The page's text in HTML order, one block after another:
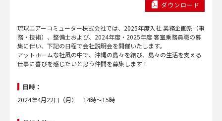
ダウンロード
琉球エアーコミューター株式会社では、2025年度入社 業務企画系（事
務・技術）、整備士および、2024年度・2025年度 客室乗務員職の募
集に伴い、下記の日程で会社説明会を開催いたします。
アットホームな社風の中で、沖縄の島々を結び、島々の生活を支える
仕事に喜びを感じたいと思う仲間を募集します！
日時：
2024年4月22日（月） 14時～15時